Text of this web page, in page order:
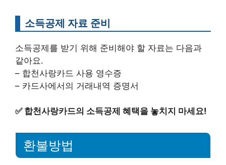
소득공제 자료 준비
소득공제를 받기 위해 준비해야 할 자료는 다음과
같아요.
– 합천사랑카드 사용 영수증
– 카드사에서의 거래내역 증명서
✅ 합천사랑카드의 소득공제 혜택을 놓치지 마세요!
환불방법